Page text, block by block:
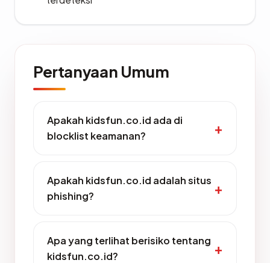
Pertanyaan Umum
Apakah kidsfun.co.id ada di
blocklist keamanan?
Apakah kidsfun.co.id adalah situs
phishing?
Apa yang terlihat berisiko tentang
kidsfun.co.id?